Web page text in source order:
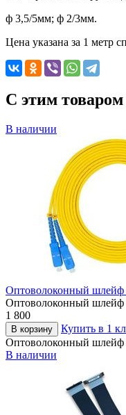
ф 3,5/5мм; ф 2/3мм.
Цена указана за 1 метр
C этим
В наличии
Оптоволоконный шлейф
Оптоволоконный шлейф
1 800
В корзину
Купить в 1
Оптоволоконный шлейф
В наличии